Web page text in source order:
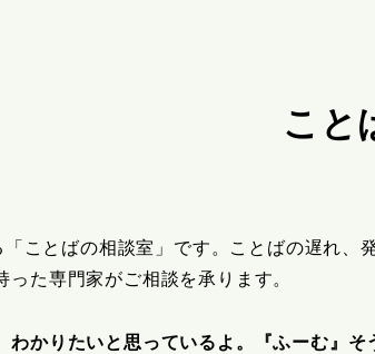
こと
ことばの相談室」です。ことばの遅れ
た専門家がご相談を承ります。
わかりたいと思っているよ。『ふーむ』